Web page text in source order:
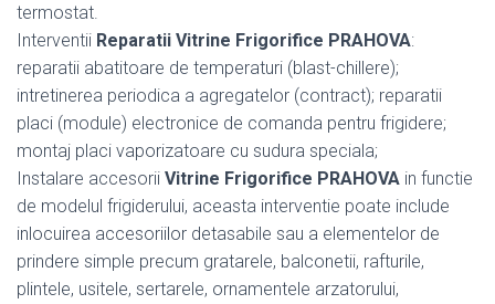
termostat.
Interventii Reparatii Vitrine Frigorifice PRAHOVA:
reparatii abatitoare de temperaturi (blast-chillere);
intretinerea periodica a agregatelor (contract); reparatii
placi (module) electronice de comanda pentru frigidere;
montaj placi vaporizatoare cu sudura speciala;
Instalare accesorii Vitrine Frigorifice PRAHOVA in functie
de modelul frigiderului, aceasta interventie poate include
inlocuirea accesoriilor detasabile sau a elementelor de
prindere simple precum gratarele, balconetii, rafturile,
plintele, usitele, sertarele, ornamentele arzatorului,